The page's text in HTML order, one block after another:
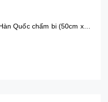
Kiếng cuộn Hàn Quốc chấm bi (50cm x 10m)